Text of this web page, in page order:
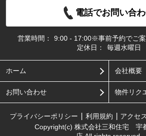
電話でお問い合
営業時間：
9:00 - 17:00※事前予約でご案
定休日：
毎週水曜日
ホーム 会社概要
お問い合わせ 物件リク
プライバシーポリシー 利用規約 アクセ
Copyright(c) 株式会社三和住宅 宇